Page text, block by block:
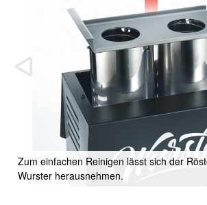
Zum einfachen Reinigen lässt sich der
Wurster herausnehmen.